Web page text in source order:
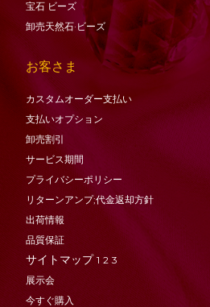
宝石 ビーズ
卸売天然石·ビーズ
お客さま
カスタムオーダー支払い
支払いオプション
卸売割引
サービス期間
プライバシーポリシー
リターンアンプ;代金返却方針
出荷情報
品質保証
サイトマップ 1 2 3
展示会
今すぐ購入